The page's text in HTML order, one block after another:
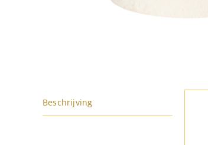
Beschrijving